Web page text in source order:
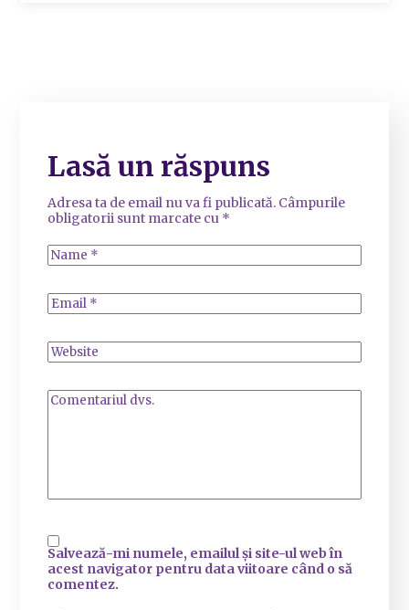
Lasă un răspuns
Adresa ta de email nu va fi publicată. Câmpurile
obligatorii sunt marcate cu *
Salvează-mi numele, emailul și site-ul web în
acest navigator pentru data viitoare când o să
comentez.